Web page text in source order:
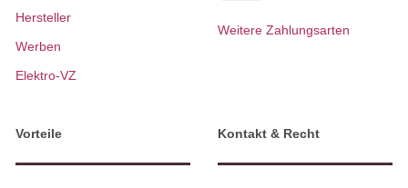
Hersteller
Werben
Elektro-VZ
Weitere Zahlungsarten
Vorteile Kontakt & Recht